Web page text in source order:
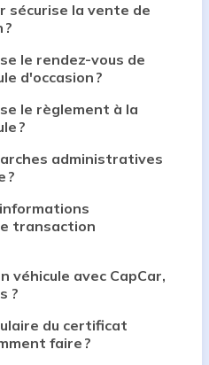
sécurise la vente de
?
le rendez-vous de
d'occasion ?
le règlement à la
?
administratives
?
transaction
véhicule avec CapCar,
?
du certificat
faire ?